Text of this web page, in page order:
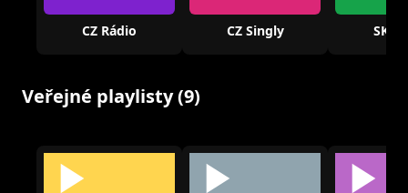
CZ Rádio CZ Singly SK
Veřejné playlisty (9)